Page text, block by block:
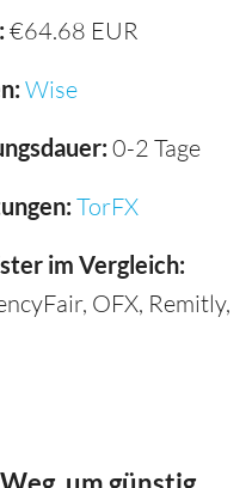
€64.68 EUR
Wise
0-2 Tage
TorFX
im Vergleich:
OFX, Remitly,